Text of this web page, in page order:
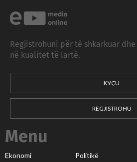
Regjistrohuni për të shkarkuar
në kualitet të lartë.
KYÇU
REGJISTROHU
Menu
Ekonomi Politikë